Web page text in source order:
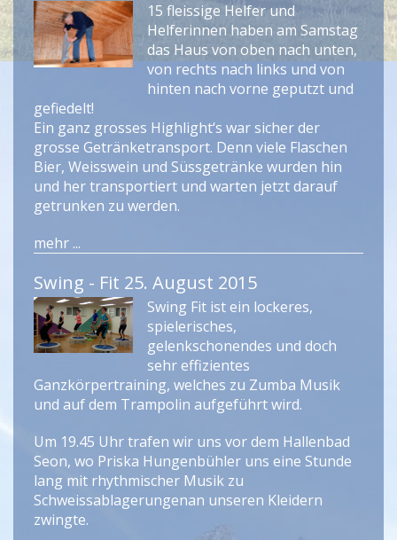
15 fleissige Helfer und
Helferinnen haben am Samstag
das Haus von oben nach unten,
von rechts nach links und von
hinten nach vorne geputzt und
gefiedelt!
Ein ganz grosses Highlight‘s war sicher der
grosse Getränketransport. Denn viele Flaschen
Bier, Weisswein und Süssgetränke wurden hin
und her transportiert und warten jetzt darauf
getrunken zu werden.
mehr ...
Swing - Fit 25. August 2015
Swing Fit ist ein lockeres,
spielerisches,
gelenkschonendes und doch
sehr effizientes
Ganzkörpertraining, welches zu Zumba Musik
und auf dem Trampolin aufgeführt wird.
Um 19.45 Uhr trafen wir uns vor dem Hallenbad
Seon, wo Priska Hungenbühler uns eine Stunde
lang mit rhythmischer Musik zu
Schweissablagerungenan unseren Kleidern
zwingte.